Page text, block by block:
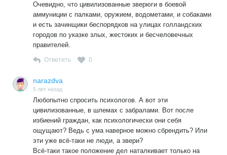
Очевидно, что цивилизованные зверюги в боевой
аммуниции с палками, оружием, водометами, и собаками
и есть зачинщики беспорядков на улицах голландских
городов по указке злых, жестоких и бесчеловечных
правителей.
Ответить 0
narazdva
5 лет назад
Любопытно спросить психологов. А вот эти
цивилизованные, в шлемах с забралами. Вот после
избиений граждан, как психологически они себя
ощущают? Ведь с ума наверное можно сбрендить? Или
эти уже всё-таки не люди, а звери?
Всё-таки такое положение дел наталкивает только на